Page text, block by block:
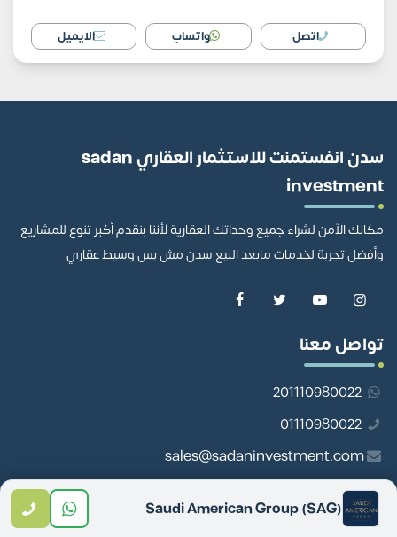
اتصل واتساب الايميل
سدن انفستمنت للاستثمار العقاري sadan
investment
مكانك الآمن لشراء جميع وحداتك العقارية لأننا بنقدم أكبر تنوع للمشاريع
وأفضل تجربة لخدمات مابعد البيع سدن مش بس وسيط عقاري
تواصل معنا
201110980022
01110980022
sales@sadaninvestment.com
13 أبو داوود الظاهري المنطقة السادسة، مدينة نصر
Saudi American Group (SAG)